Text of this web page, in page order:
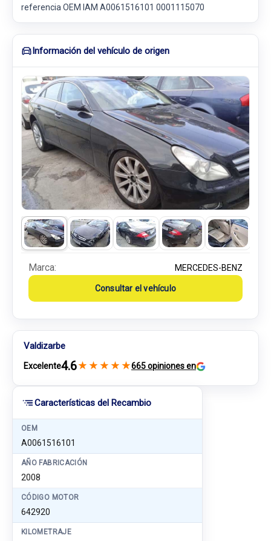
Características del Recambio
OEM
A0061516101
AÑO FABRICACIÓN
2008
CÓDIGO MOTOR
642920
KILOMETRAJE
referencia OEM IAM A0061516101 0001115070
Información del vehículo de origen
Marca: MERCEDES-BENZ
Consultar el vehículo
Valdizarbe
Excelente4.6★ ★ ★ ★ ★665 opiniones en